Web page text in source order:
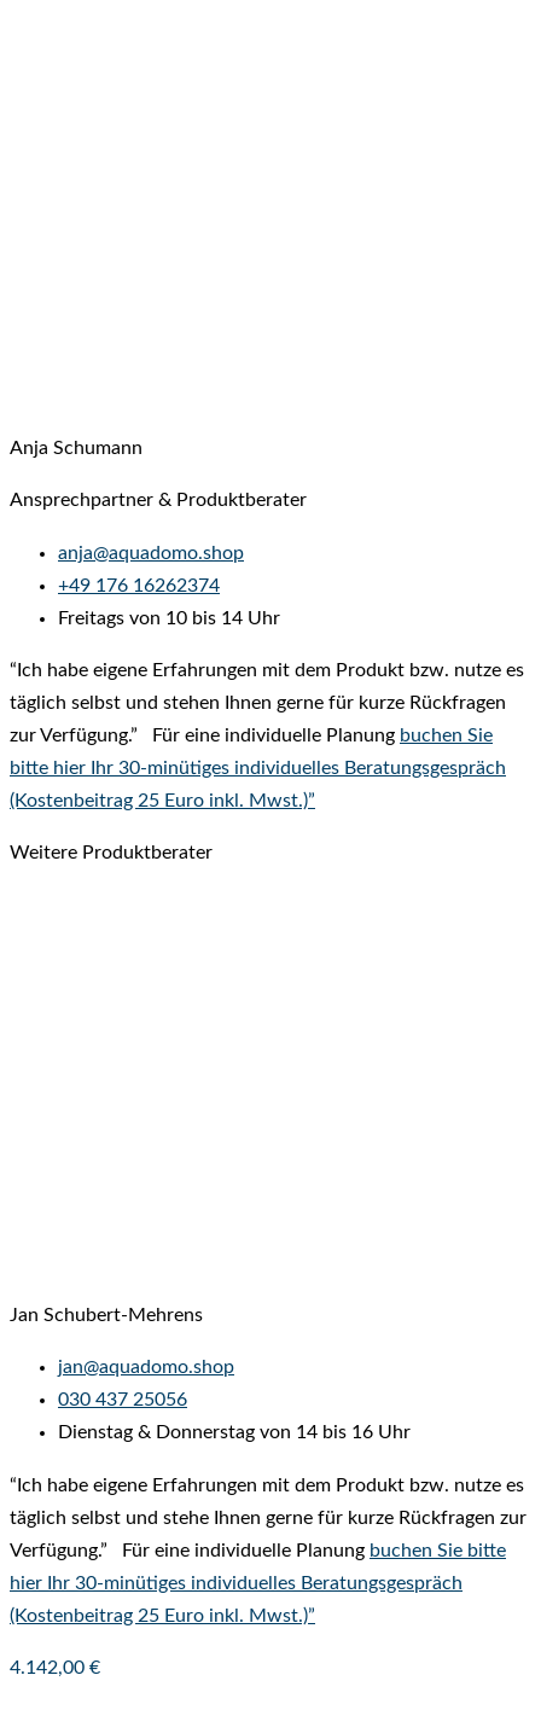
Anja Schumann
Ansprechpartner & Produktberater
anja@aquadomo.shop
+49 176 16262374
Freitags von 10 bis 14 Uhr
“Ich habe eigene Erfahrungen mit dem Produkt bzw. nutze es
täglich selbst und stehen Ihnen gerne für kurze Rückfragen
zur Verfügung.” Für eine individuelle Planung buchen Sie
bitte hier Ihr 30-minütiges individuelles Beratungsgespräch
(Kostenbeitrag 25 Euro inkl. Mwst.)”
Weitere Produktberater
Jan Schubert-Mehrens
jan@aquadomo.shop
030 437 25056
Dienstag & Donnerstag von 14 bis 16 Uhr
“Ich habe eigene Erfahrungen mit dem Produkt bzw. nutze es
täglich selbst und stehe Ihnen gerne für kurze Rückfragen zur
Verfügung.” Für eine individuelle Planung buchen Sie bitte
hier Ihr 30-minütiges individuelles Beratungsgespräch
(Kostenbeitrag 25 Euro inkl. Mwst.)”
4.142,00 €